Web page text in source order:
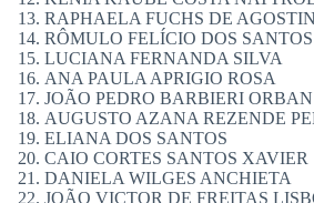
RAPHAELA FUCHS DE
RÔMULO FELÍCIO DOS SANTOS
LUCIANA FERNANDA SILVA
ANA PAULA APRIGIO ROSA
JOÃO PEDRO BARBIERI ORBAN
AUGUSTO AZANA REZENDE
ELIANA DOS SANTOS
CAIO CORTES SANTOS XAVIER
DANIELA WILGES ANCHIETA
JOÃO VICTOR DE FREITAS